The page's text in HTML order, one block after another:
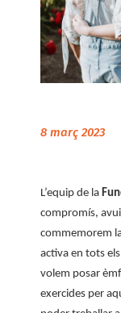
8 març 2023
L’equip de la
compromís,
commemorem
activa en tots
volem posar
exercides per